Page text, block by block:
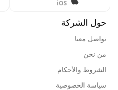
iOS
حول الشركة
تواصل معنا
من نحن
الشروط والأحكام
سياسة الخصوصية